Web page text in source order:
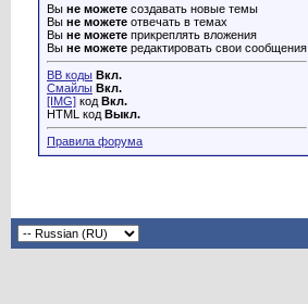
Вы не можете создавать новые темы
Вы не можете отвечать в темах
Вы не можете прикреплять вложения
Вы не можете редактировать свои сообщения
BB коды Вкл.
Смайлы Вкл.
[IMG] код Вкл.
HTML код Выкл.
Правила форума